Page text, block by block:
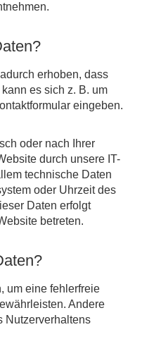
erhoben, dass
es sich z. B. um
eingeben.
oder nach Ihrer
durch unsere IT-
technische Daten
oder Uhrzeit des
Daten erfolgt
betreten.
um eine fehlerfreie
Andere
Nutzerverhaltens